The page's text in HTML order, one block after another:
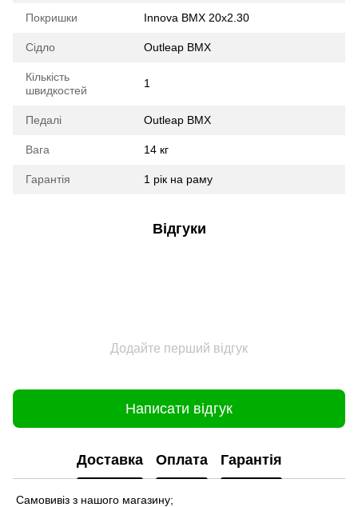
Покришки Innova BMX 20x2.30
Сідло Outleap BMX
Кількість
швидкостей
1
Педалі Outleap BMX
Вага 14 кг
Гарантія 1 рік на раму
Відгуки
Додайте перший відгук
Написати відгук
Доставка Оплата Гарантія
Самовивіз з нашого магазину;